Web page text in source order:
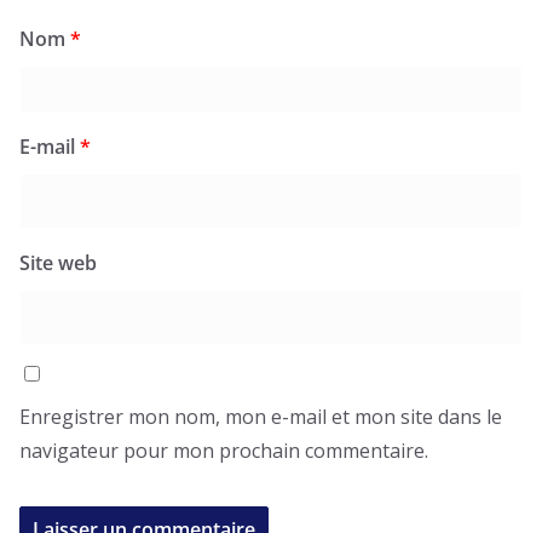
Nom *
E-mail*
Site web
Enregistrer mon nom, mon e-mail et mon site dans le
navigateur pour mon prochain commentaire.